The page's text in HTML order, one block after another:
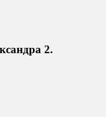
2.